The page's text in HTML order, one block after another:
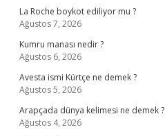
La Roche boykot ediliyor mu ?
Ağustos 7, 2026
Kumru manası nedir ?
Ağustos 6, 2026
Avesta ismi Kürtçe ne demek ?
Ağustos 5, 2026
Arapçada dünya kelimesi ne demek ?
Ağustos 4, 2026